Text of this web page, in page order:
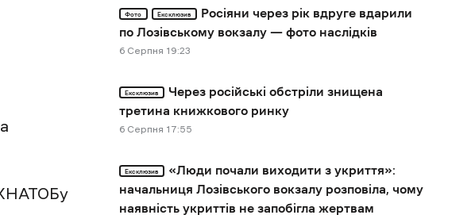
Фото Ексклюзив
Росіяни через рік вдруге вдарили
по Лозівському вокзалу — фото наслідків
6 Cерпня 19:23
Ексклюзив
Через російські обстріли знищена
третина книжкового ринку
6 Cерпня 17:55
Ексклюзив
«Люди почали виходити з укриття»:
начальниця Лозівського вокзалу розповіла, чому
наявність укриттів не запобігла жертвам